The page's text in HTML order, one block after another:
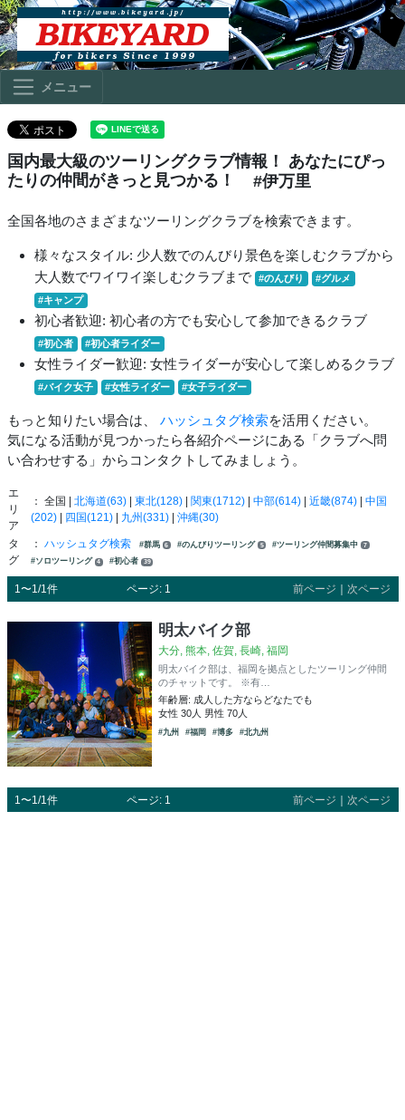
メニュー
国内最大級のツーリングクラブ情報！ あなたにぴっ
たりの仲間がきっと見つかる！
#伊万里
全国各地のさまざまなツーリングクラブを検索できます。
様々なスタイル: 少人数でのんびり景色を楽しむクラブから
大人数でワイワイ楽しむクラブまで
#のんびり
#グルメ
#キャンプ
初心者歓迎: 初心者の方でも安心して参加できるクラブ
#初心者 #初心者ライダー
女性ライダー歓迎: 女性ライダーが安心して楽しめるクラブ
#バイク女子 #女性ライダー #女子ライダー
もっと知りたい場合は、 ハッシュタグ検索を活用ください。
気になる活動が見つかったら各紹介ページにある「クラブへ問
い合わせする」からコンタクトしてみましょう。
エ
リ
ア
： 全国 | 北海道(63)| 東北(128)| 関東(1712)| 中部(614)| 近畿(874)| 中国
(202)| 四国(121)| 九州(331)| 沖縄(30)
タ
グ
： ハッシュタグ検索 #群馬 6 #のんびりツーリング 5 #ツーリング仲間募集中 7
#ソロツーリング 4 #初心者 39
1〜1/1件 ページ: 1 前ページ 次ページ
明太バイク部
大分, 熊本, 佐賀, 長崎, 福岡
明太バイク部は、福岡を拠点としたツーリング仲間
のチャットです。 ※有…
年齢層: 成人した方ならどなたでも
女性 30人 男性 70人
#九州 #福岡 #博多 #北九州
1〜1/1件 ページ: 1 前ページ ｜ 次ページ